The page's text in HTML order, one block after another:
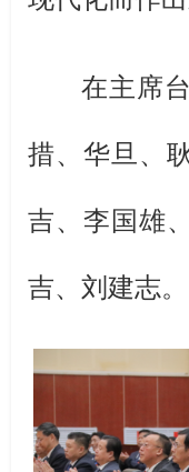
在主席
措、华旦、
吉、李国雄
吉、刘建志。